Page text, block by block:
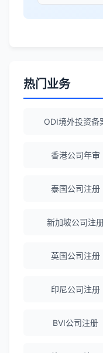
Robert
陈经理
海外公司注
热门业务
ODI境外投资备
香港公司年审
泰国公司注册
新加坡公司注
英国公司注册
印尼公司注册
BVI公司注册